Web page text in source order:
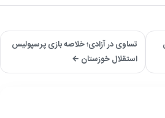
تساوی در آزادی؛ خلاصه بازی پرسپولیس
استقلال خوزستان ←